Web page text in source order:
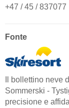
+47 / 45 / 837077
Fonte
Il bollettino neve
Sommerski -
precisione e